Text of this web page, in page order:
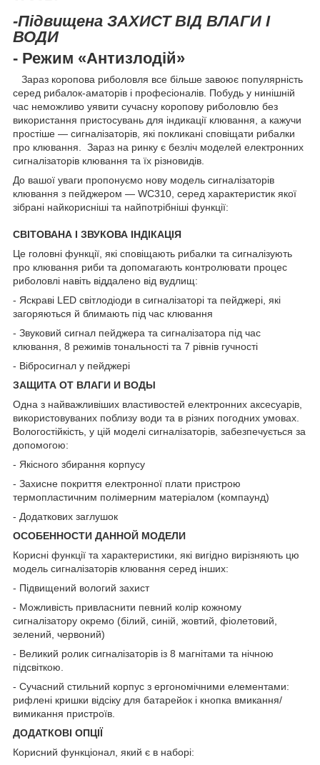
-Підвищена ЗАХИСТ ВІД ВЛАГИ І
ВОДИ
- Режим «Антизлодій»
Зараз коропова риболовля все більше завоює популярність
серед рибалок-аматорів і професіоналів. Побудь у нинішній
час неможливо уявити сучасну коропову риболовлю без
використання пристосувань для індикації клювання, а кажучи
простіше — сигналізаторів, які покликані сповіщати рибалки
про клювання. Зараз на ринку є безліч моделей електронних
сигналізаторів клювання та їх різновидів.
До вашої уваги пропонуємо нову модель сигналізаторів
клювання з пейджером — WC310, серед характеристик якої
зібрані найкорисніші та найпотрібніші функції:
СВІТОВАНА І ЗВУКОВА ІНДІКАЦІЯ
Це головні функції, які сповіщають рибалки та сигналізують
про клювання риби та допомагають контролювати процес
риболовлі навіть віддалено від вудлищ:
- Яскраві LED світлодіоди в сигналізаторі та пейджері, які
загоряються й блимають під час клювання
- Звуковий сигнал пейджера та сигналізатора під час
клювання, 8 режимів тональності та 7 рівнів гучності
- Вібросигнал у пейджері
ЗАЩИТА ОТ ВЛАГИ И ВОДЫ
Одна з найважливіших властивостей електронних аксесуарів,
використовуваних поблизу води та в різних погодних умовах.
Вологостійкість, у цій моделі сигналізаторів, забезпечується за
допомогою:
- Якісного збирання корпусу
- Захисне покриття електронної плати пристрою
термопластичним полімерним матеріалом (компаунд)
- Додаткових заглушок
ОСОБЕННОСТИ ДАННОЙ МОДЕЛИ
Корисні функції та характеристики, які вигідно вирізняють цю
модель сигналізаторів клювання серед інших:
- Підвищений вологий захист
- Можливість привласнити певний колір кожному
сигналізатору окремо (білий, синій, жовтий, фіолетовий,
зелений, червоний)
- Великий ролик сигналізаторів із 8 магнітами та нічною
підсвіткою.
- Сучасний стильний корпус з ергономічними елементами:
рифлені кришки відсіку для батарейок і кнопка вмикання/
вимикання пристроїв.
ДОДАТКОВІ ОПЦІЇ
Корисний функціонал, який є в наборі: